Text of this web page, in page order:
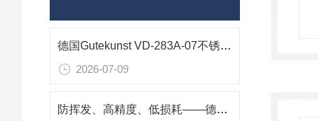
德国Gutekunst VD-283A-07不锈钢压缩弹簧在精密仪器中的应用
2026-07-09
防挥发、高精度、低损耗——德国Hellma 110-1-40比色皿核心应用优势